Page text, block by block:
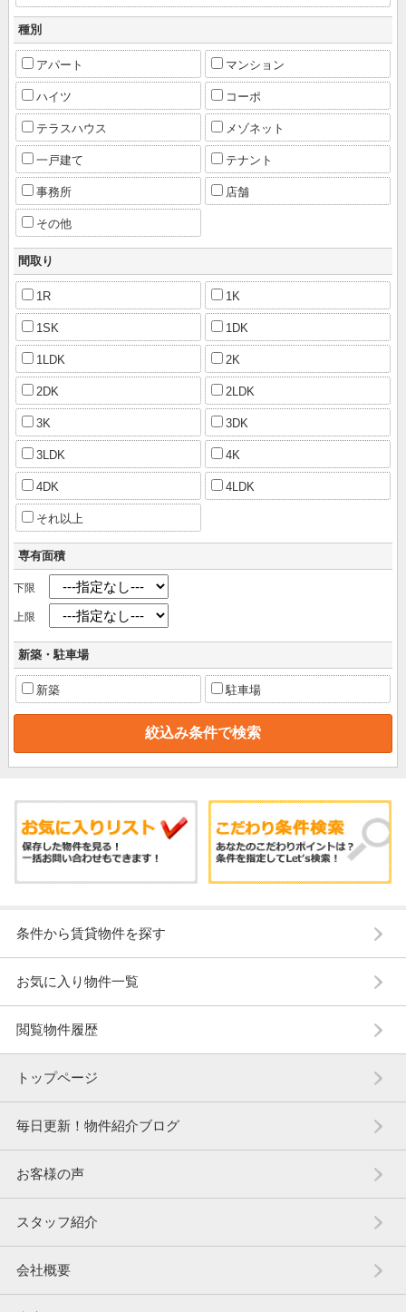
種別
アパート マンション
ハイツ コーポ
テラスハウス メゾネット
一戸建て テナント
事務所 店舗
その他
間取り
1R 1K
1SK 1DK
1LDK 2K
2DK 2LDK
3K 3DK
3LDK 4K
4DK 4LDK
それ以上
専有面積
下限
上限
新築・駐車場
新築 駐車場
条件から賃貸物件を探す
お気に入り物件一覧
閲覧物件履歴
トップページ
毎日更新！物件紹介ブログ
お客様の声
スタッフ紹介
会社概要